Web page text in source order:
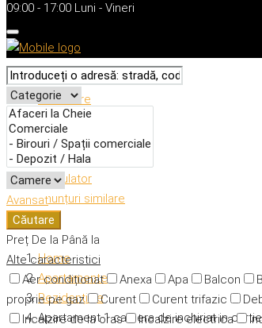
09:00 - 17:00 Luni - Vineri
Avansat
Căutare
Preț De la Până la
Alte caracteristici
Aer condiționat
Anexa Apa Balcon
proprie pe gaz
Curent Curent trifazic
Incalzire de la oras
Incalzire electrica
Descriere
Caracteristici
Adresă
Detalii
Calculator
Anunțuri similare
Home
Apartamente
Rezidențiale
Apartament 1 camera de inchiriat in